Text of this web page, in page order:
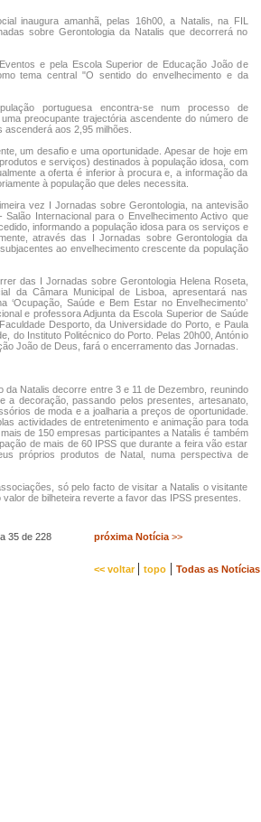
inaugura amanhã, pelas 16h00, a Natalis, na FIL
sobre Gerontologia da Natalis que decorrerá no
e pela Escola Superior de Educação João de
tema central "O sentido do envelhecimento e da
portuguesa encontra-se num processo de
preocupante trajectória ascendente do número de
aos 2,95 milhões.
um desafio e uma oportunidade. Apesar de hoje em
e serviços) destinados à população idosa, com
a oferta é inferior à procura e, a informação da
à população que deles necessita.
vez I Jornadas sobre Gerontologia, na antevisão
Internacional para o Envelhecimento Activo que
informando a população idosa para os serviços e
através das I Jornadas sobre Gerontologia da
ao envelhecimento crescente da população
das I Jornadas sobre Gerontologia Helena Roseta,
da Câmara Municipal de Lisboa, apresentará nas
‘Ocupação, Saúde e Bem Estar no Envelhecimento’
e professora Adjunta da Escola Superior de Saúde
Desporto, da Universidade do Porto, e Paula
do Instituto Politécnico do Porto. Pelas 20h00, António
João de Deus, fará o encerramento das Jornadas.
Natalis decorre entre 3 e 11 de Dezembro, reunindo
decoração, passando pelos presentes, artesanato,
de moda e a joalharia a preços de oportunidade.
actividades de entretenimento e animação para toda
de 150 empresas participantes a Natalis é também
de mais de 60 IPSS que durante a feira vão estar
próprios produtos de Natal, numa perspectiva de
só pelo facto de visitar a Natalis o visitante
de bilheteira reverte a favor das IPSS presentes.
de 228 próxima Notícia >>
<< voltar | topo| Todas as Notícias